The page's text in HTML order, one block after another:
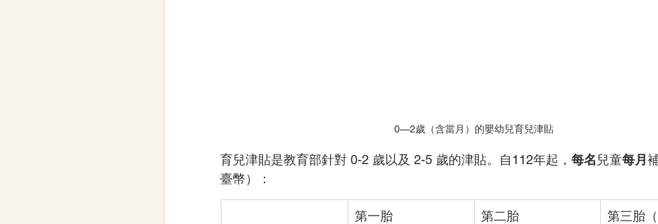
0—2歲（含當月）的嬰幼兒育兒津貼
育兒津貼是教育部針對 0-2 歲以及 2-5 歲的津貼。自112年起， 每名兒童每月
臺幣）：
第一胎 第二胎 第三胎（